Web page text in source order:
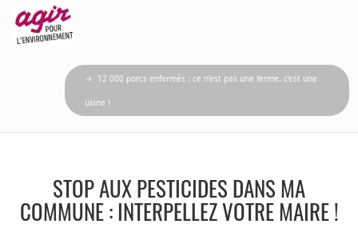
→ 12 000 porcs enfermés : ce n’est pas une ferme, c’est une
usine !
STOP AUX PESTICIDES DANS MA
COMMUNE : INTERPELLEZ VOTRE MAIRE !